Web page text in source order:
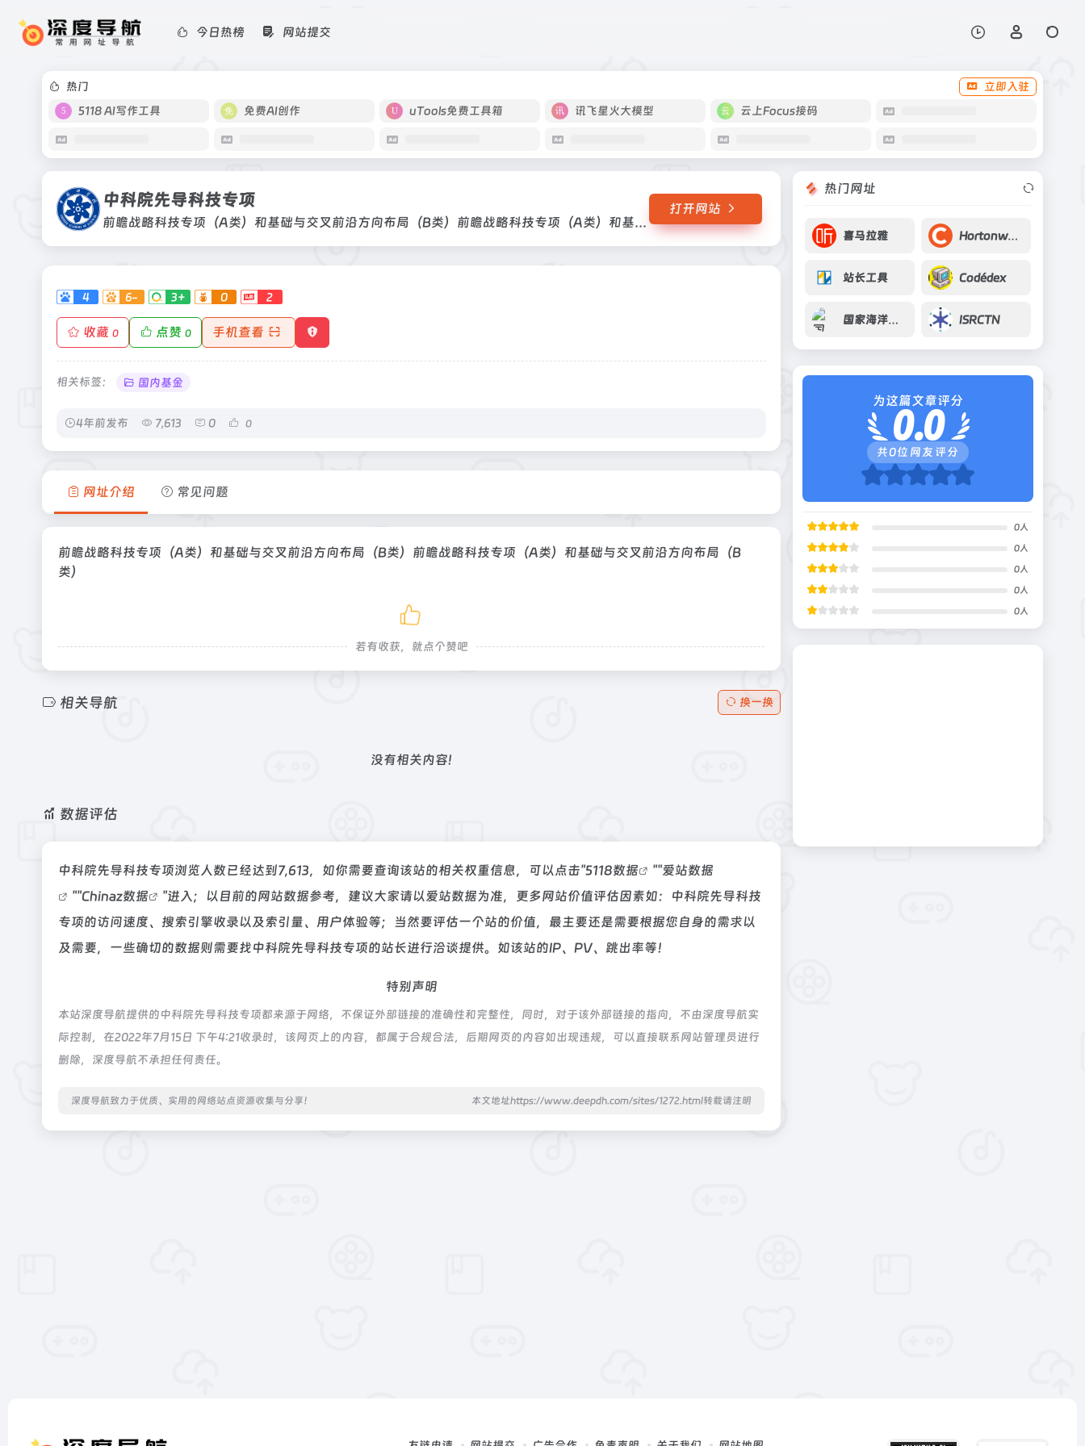
今日热榜 网站提交
热门
立即入驻
5118 AI写作工具
免费AI创作 uTools免费工具箱 讯飞星火大模型 云上Focus接码
中科院先导科技专项
前瞻战略科技专项（A类）和基础与交叉前沿方向布局（B类）前瞻战略科技专项（A类）和基础与交叉前沿方向布局（B类）
打开网站
4 6- 3+ 0 2
收藏 0 点赞 0 手机查看
相关标签： 国内基金
4年前发布 7,613 0 0
网址介绍 常见问题
前瞻战略科技专项（A类）和基础与交叉前沿方向布局（B类）前瞻战略科技专项（A类）和基础与交叉前沿方向布局（B
类）
若有收获，就点个赞吧
相关导航 换一换
没有相关内容!
数据评估
中科院先导科技专项浏览人数已经达到7,613，如你需要查询该站的相关权重信息，可以点击"5118数据 ""爱站数据
""Chinaz数据
"进入；以目前的网站数据参考，建议大家请以爱站数据为准，更多网站价值评估因素如：中科院先导科技
专项的访问速度、搜索引擎收录以及索引量、用户体验等；当然要评估一个站的价值，最主要还是需要根据您自身的需求以
及需要，一些确切的数据则需要找中科院先导科技专项的站长进行洽谈提供。如该站的IP、PV、跳出率等！
特别声明
本站深度导航提供的中科院先导科技专项都来源于网络，不保证外部链接的准确性和完整性，同时，对于该外部链接的指向，不由深度导航实
际控制，在2022年7月15日 下午4:21收录时，该网页上的内容，都属于合规合法，后期网页的内容如出现违规，可以直接联系网站管理员进行
删除，深度导航不承担任何责任。
深度导航致力于优质、实用的网络站点资源收集与分享！ 本文地址https://www.deepdh.com/sites/1272.html转载请注明
热门网址
喜马拉雅 Hortonworks
站长工具 Codédex
国家海洋科学数据中心 ISRCTN
为这篇文章评分
0.0
共0位网友评分
0人
0人
0人
0人
0人